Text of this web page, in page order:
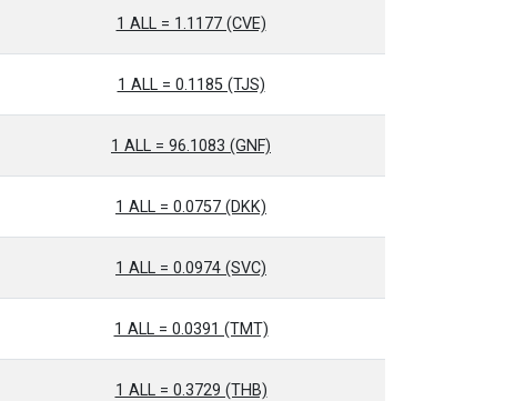
1 ALL = 1.1177 (CVE)
1 ALL = 0.1185 (TJS)
1 ALL = 96.1083 (GNF)
1 ALL = 0.0757 (DKK)
1 ALL = 0.0974 (SVC)
1 ALL = 0.0391 (TMT)
1 ALL = 0.3729 (THB)